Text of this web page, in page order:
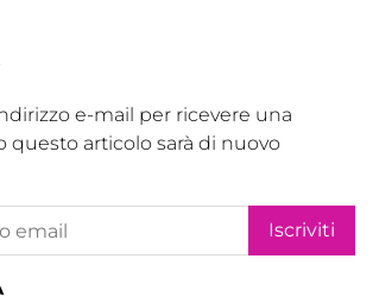
e-mail per ricevere una
questo articolo sarà di nuovo
Iscriviti